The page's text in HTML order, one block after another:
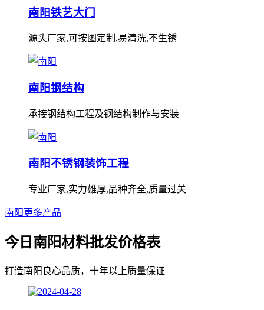
南阳铁艺大门
源头厂家,可按图定制,易清洗,不生锈
南阳钢结构
承接钢结构工程及钢结构制作与安装
南阳不锈钢装饰工程
专业厂家,实力雄厚,品种齐全,质量过关
南阳更多产品
今日南阳材料批发价格表
打造南阳良心品质，十年以上质量保证